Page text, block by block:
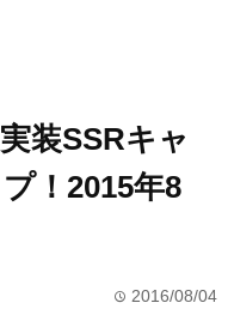
装SSRキャ
！2015年8
time 2016/08/04